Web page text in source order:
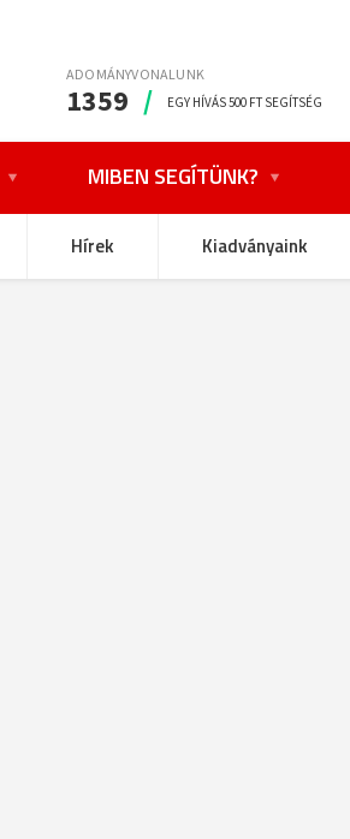
ADOMÁNYVONALUNK
1359 / EGY HÍVÁS 500 FT SEGÍTSÉG
MIBEN SEGÍTÜNK?
Hírek Kiadványaink